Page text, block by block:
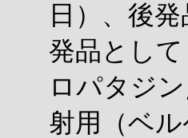
日）、後
発品とし
ロパタジ
射用（ベ